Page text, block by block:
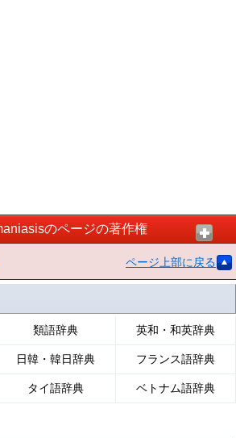
のページの著作権
ページ上部に戻る
類語辞典 英和・和英辞典
日韓・韓日辞典 フランス語辞典
タイ語辞典 ベトナム語辞典